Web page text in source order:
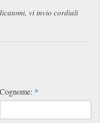
vi invio cordiali
Cognome: *